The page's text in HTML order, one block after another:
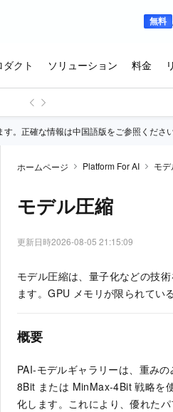
。正確な情報は中国語版をご参照ください
ホームページ Platform For AI モ
モデル圧縮
更新日時2026-08-05 21:15:09
モデル圧縮は、量子化などの技
ます。GPU メモリが限られてい
概要
PAI-モデルギャラリーは、重み
8Bit または MinMax-4Bit 戦略を
化します。これにより、優れた